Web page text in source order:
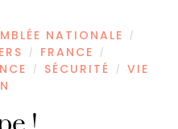
NATIONALE /
/ FRANCE /
/ SÉCURITÉ /
VIE